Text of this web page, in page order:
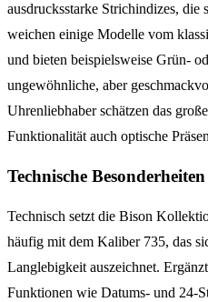
ausdrucksstarke Strichindizes, die
weichen einige Modelle vom
und bieten beispielsweise Grün-
ungewöhnliche, aber
Uhrenliebhaber schätzen das
Funktionalität auch optische
Technische
Technisch setzt die Bison
häufig mit dem Kaliber 735, das
Langlebigkeit auszeichnet.
Funktionen wie Datums- und 24-